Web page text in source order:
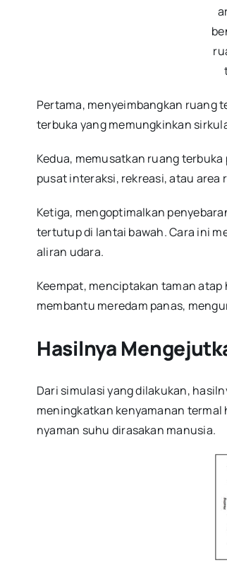
Pertama, menyeimbangkan ruang
terbuka yang memungkinkan
Kedua, memusatkan ruang
pusat interaksi, rekreasi, atau area
Ketiga, mengoptimalkan
tertutup di lantai bawah. Cara ini
aliran udara.
Keempat, menciptakan taman
membantu meredam panas,
Hasilnya
Dari simulasi yang dilakukan,
meningkatkan kenyamanan termal
nyaman suhu dirasakan manusia.